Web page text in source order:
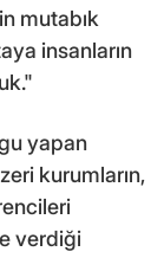
mutabık
insanların
yapan
kurumların,
verdiği